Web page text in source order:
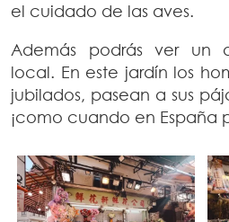
el cuidado de las aves.
Además podrás ver un
local. En este jardín los
jubilados, pasean a sus
¡como cuando en España